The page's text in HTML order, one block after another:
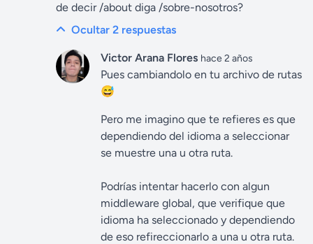
de decir /about diga /sobre-nosotros?
Ocultar 2 respuestas
Victor Arana Flores hace 2 años
Pues cambiandolo en tu archivo de rutas
😅
Pero me imagino que te refieres es que
dependiendo del idioma a seleccionar
se muestre una u otra ruta.
Podrías intentar hacerlo con algun
middleware global, que verifique que
idioma ha seleccionado y dependiendo
de eso refireccionarlo a una u otra ruta.